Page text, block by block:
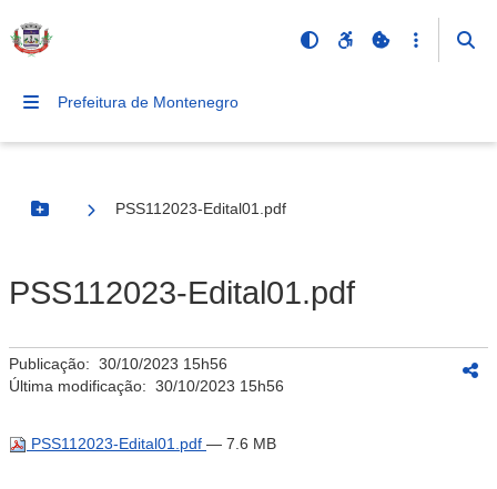
Prefeitura de Montenegro
Botão Menu
PSS112023-Edital01.pdf
PSS112023-Edital01.pdf
Publicação: 30/10/2023 15h56
Última modificação: 30/10/2023 15h56
PSS112023-Edital01.pdf — 7.6 MB